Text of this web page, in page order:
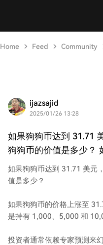
Home Feed Community
ijazsajid
2025/01/26 13:28
如果狗狗币达到 31.71
狗狗币的价值是多少？
如果狗狗币达到 31.71 美元
值是多少？
如果狗狗币的价格上涨至
是持有 1,000、5,000 和
投资者通常依赖专家预测来